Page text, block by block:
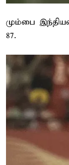
மும்பை
87.